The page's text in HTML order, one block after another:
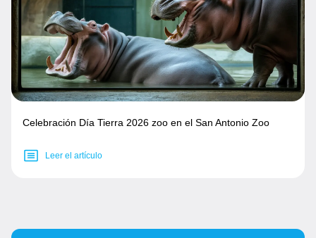
Celebración Día Tierra 2026 zoo en el San Antonio Zoo
Leer el artículo